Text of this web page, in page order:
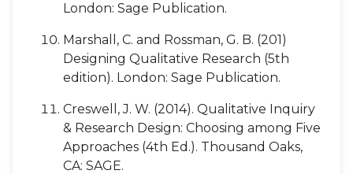
London: Sage Publication.
Marshall, C. and Rossman, G. B. (201)
Designing Qualitative Research (5th
edition). London: Sage Publication.
Creswell, J. W. (2014). Qualitative Inquiry
& Research Design: Choosing among Five
Approaches (4th Ed.). Thousand Oaks,
CA: SAGE.